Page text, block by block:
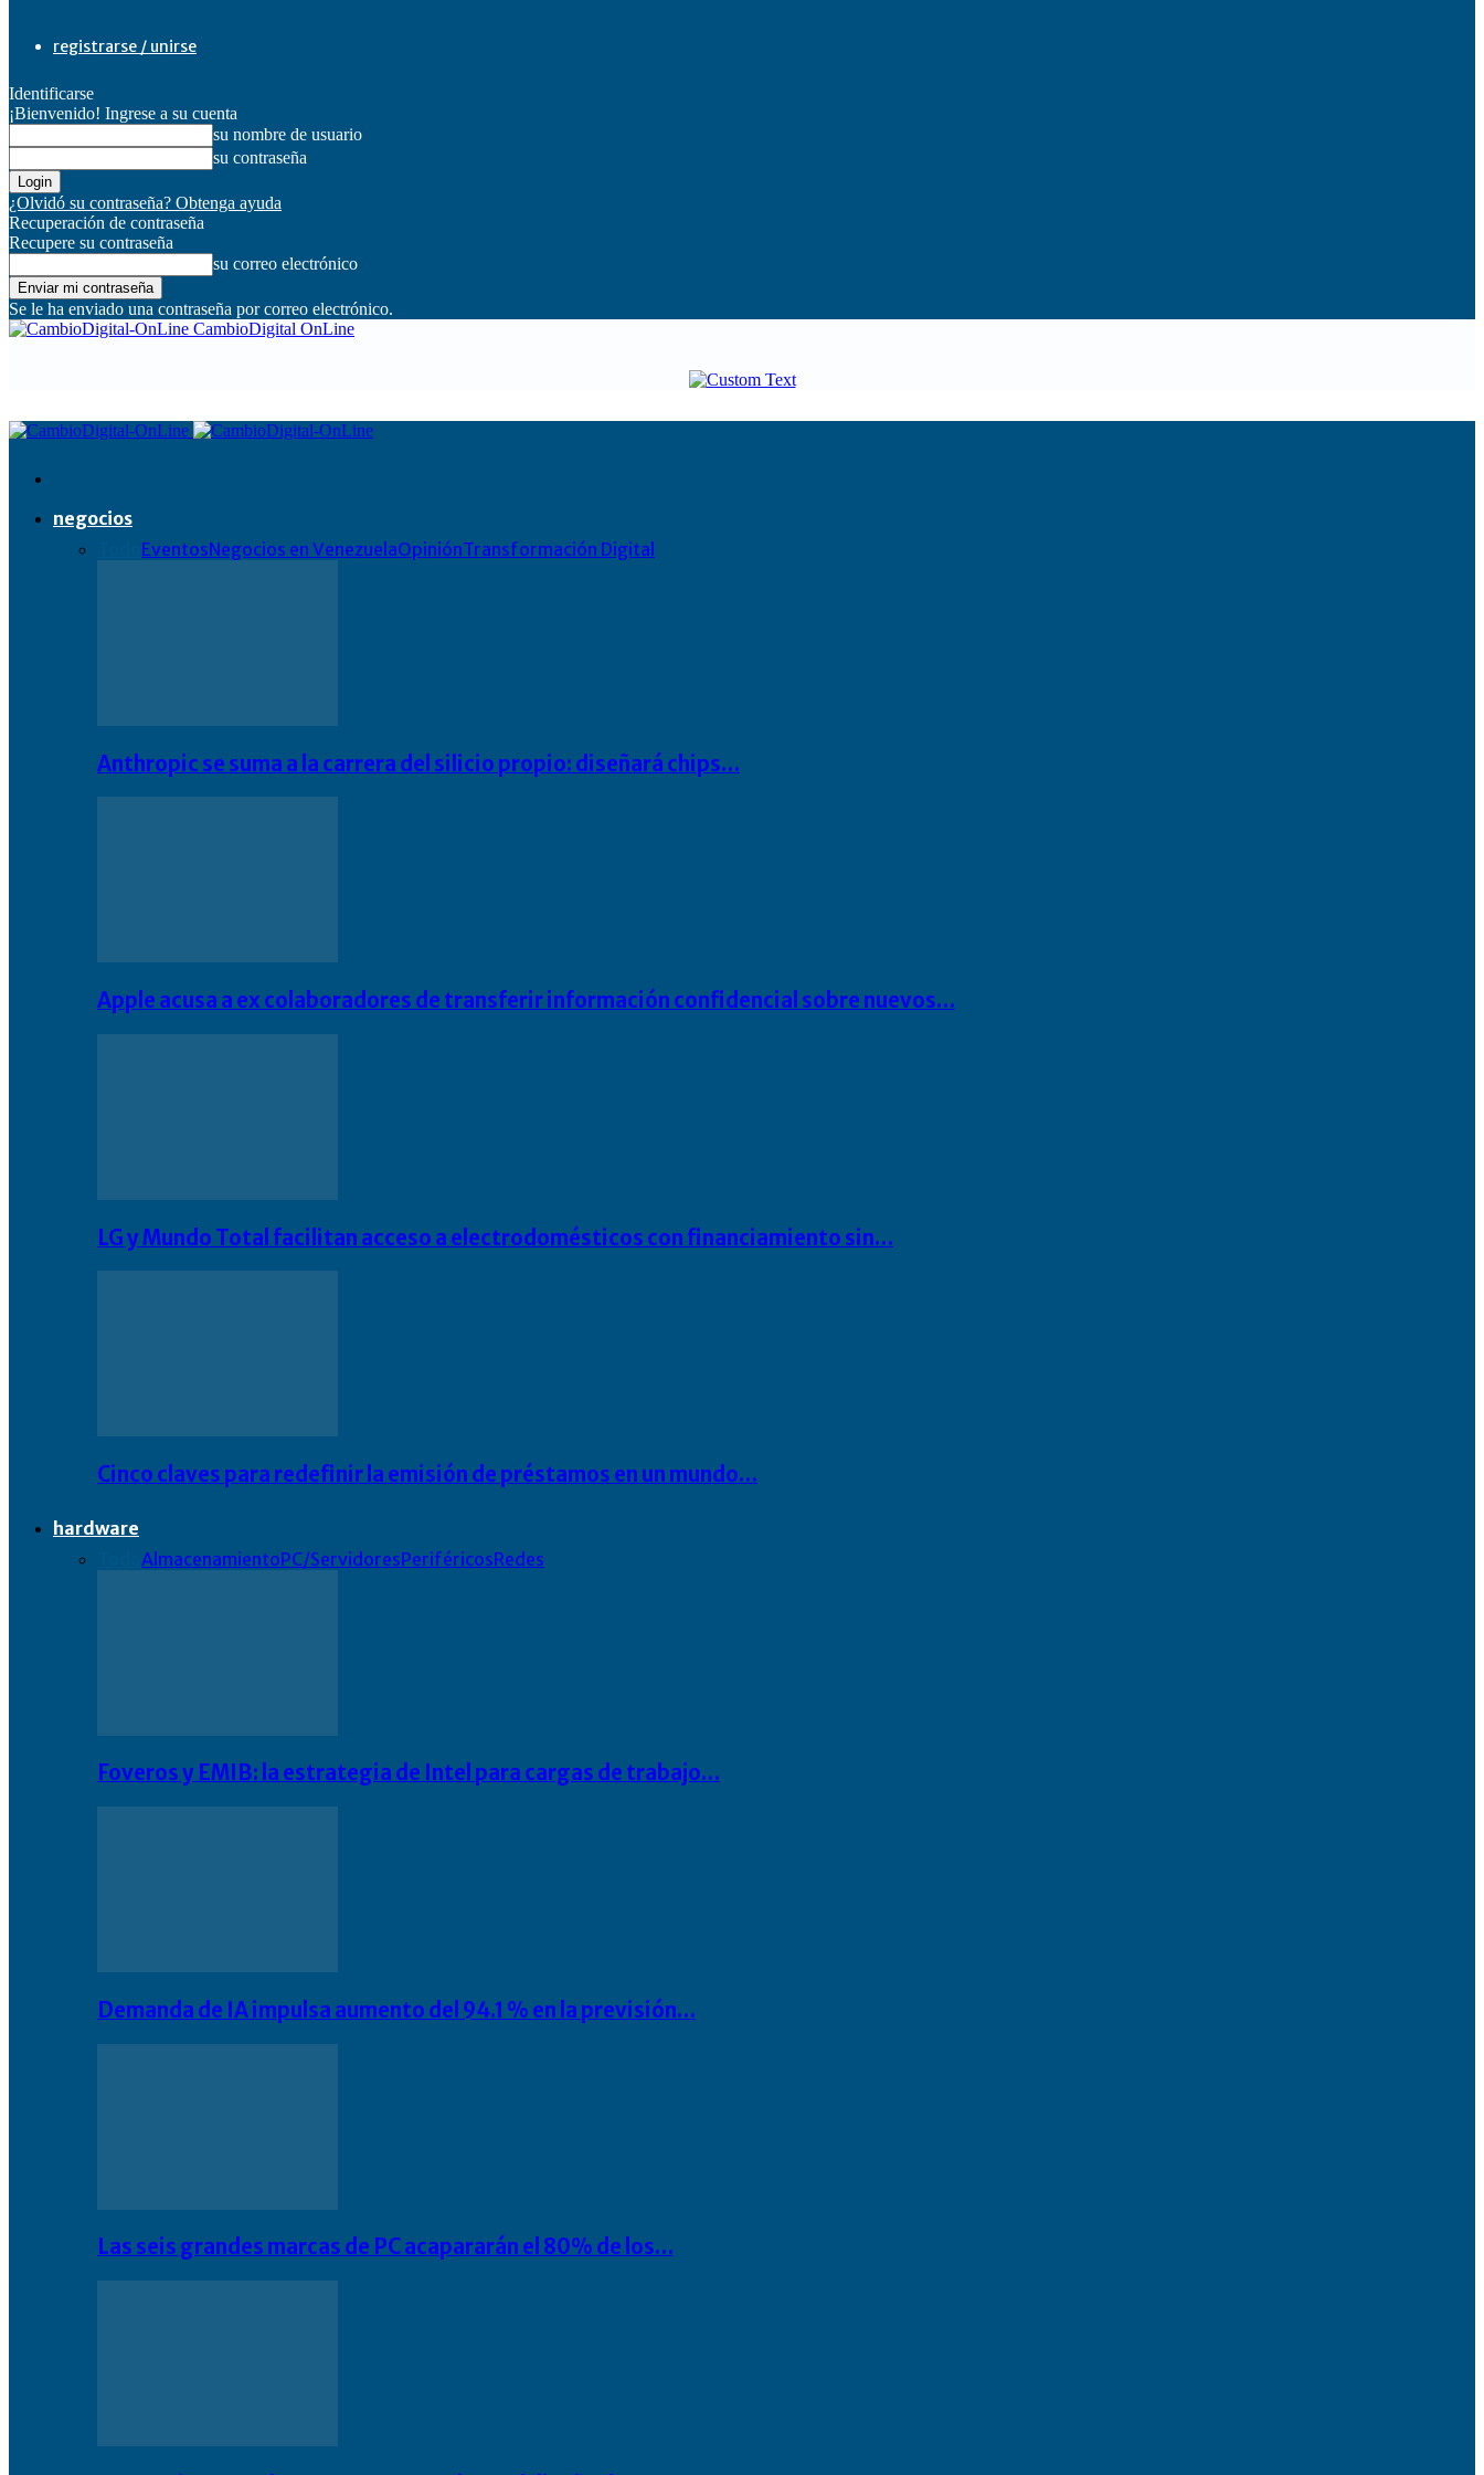
registrarse / unirse
Identificarse
¡Bienvenido! Ingrese a su cuenta
su nombre de usuario
su contraseña
¿Olvidó su contraseña? Obtenga ayuda
Recuperación de contraseña
Recupere su contraseña
su correo electrónico
Se le ha enviado una contraseña por correo electrónico.
CambioDigital OnLine
negocios
EventosNegocios en VenezuelaOpiniónTransformación Digital
Anthropic se suma a la carrera del silicio propio: diseñará chips…
Apple acusa a ex colaboradores de transferir información confidencial sobre nuevos…
LG y Mundo Total facilitan acceso a electrodomésticos con financiamiento sin…
Cinco claves para redefinir la emisión de préstamos en un mundo…
hardware
AlmacenamientoPC/ServidoresPeriféricosRedes
Foveros y EMIB: la estrategia de Intel para cargas de trabajo…
Demanda de IA impulsa aumento del 94.1 % en la previsión…
Las seis grandes marcas de PC acapararán el 80% de los…